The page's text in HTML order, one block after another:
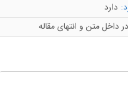
دارد
داخل متن و انتهای مقاله